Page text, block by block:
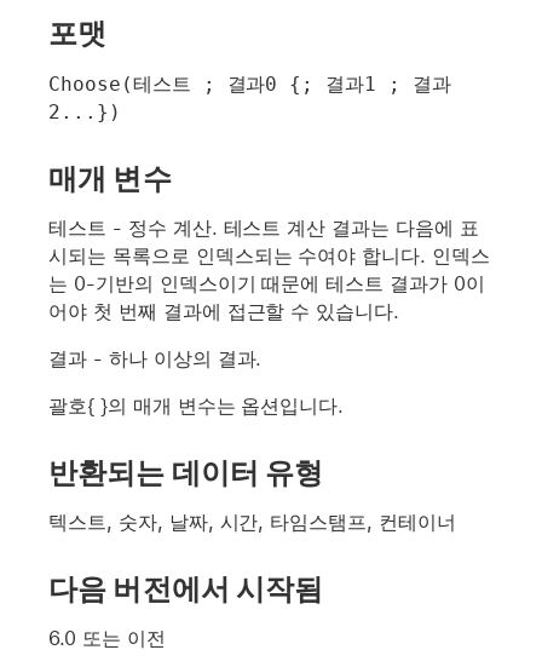
포맷
Choose(테스트 ; 결과0 {; 결과1 ; 결과
2...})
매개 변수
테스트 - 정수 계산. 테스트 계산 결과는 다음에 표
시되는 목록으로 인덱스되는 수여야 합니다. 인덱스
는 0-기반의 인덱스이기 때문에 테스트 결과가 0이
어야 첫 번째 결과에 접근할 수 있습니다.
결과- 하나 이상의 결과.
괄호{ }의 매개 변수는 옵션입니다.
반환되는 데이터 유형
텍스트, 숫자, 날짜, 시간, 타임스탬프, 컨테이너
다음 버전에서 시작됨
6.0 또는 이전